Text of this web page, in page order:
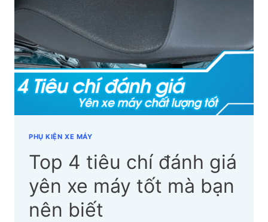
ĐẸP
YÊU
CẦU
PHỤ KIỆN XE MÁY
Top 4 tiêu chí đánh giá
yên xe máy tốt mà bạn
nên biết